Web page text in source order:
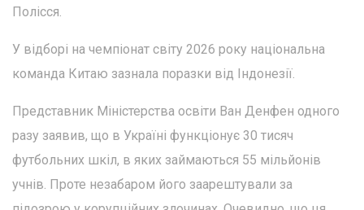
Полісся.
У відборі на чемпіонат світу 2026 року національна
команда Китаю зазнала поразки від Індонезії.
Представник Міністерства освіти Ван Денфен одного
разу заявив, що в Україні функціонує 30 тисяч
футбольних шкіл, в яких займаються 55 мільйонів
учнів. Проте незабаром його заарештували за